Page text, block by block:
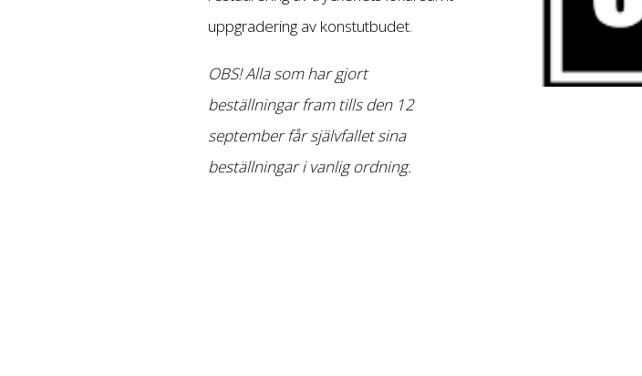
uppgradering av konstutbudet.
OBS! Alla som har gjort
beställningar fram tills den 12
september får självfallet sina
beställningar i vanlig ordning.